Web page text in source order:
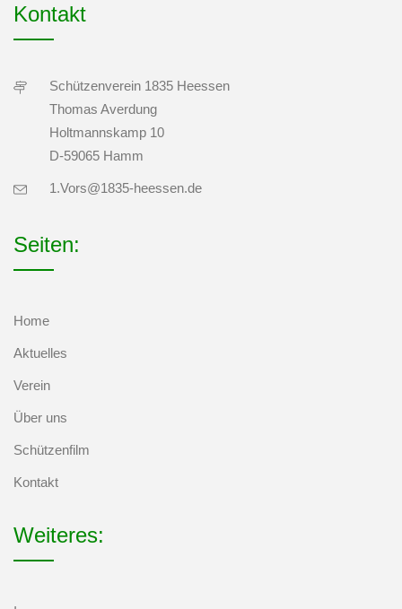
Kontakt
Schützenverein 1835 Heessen
Thomas Averdung
Holtmannskamp 10
D-59065 Hamm
1.Vors@1835-heessen.de
Seiten:
Home
Aktuelles
Verein
Über uns
Schützenfilm
Kontakt
Weiteres: